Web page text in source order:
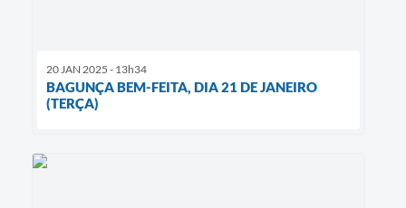
20 JAN 2025 - 13h34
BAGUNÇA BEM-FEITA, DIA 21 DE JANEIRO
(TERÇA)